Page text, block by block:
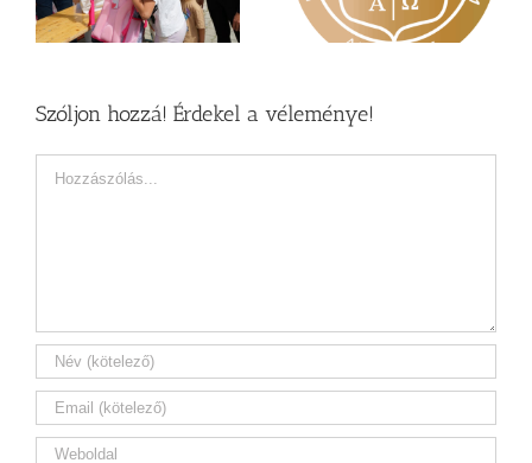
Szóljon hozzá! Érdekel a véleménye!
Hozzászólás